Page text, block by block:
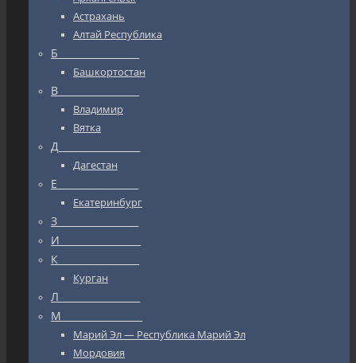
Астрахань
Алтай Республика
Б_________________
Башкортостан
В_________________
Владимир
Вятка
Д_________________
Дагестан
Е_________________
Екатеринбург
З_________________
И_________________
К_________________
Курган
Л_________________
М_________________
Марий Эл — Республика Марий Эл
Мордовия